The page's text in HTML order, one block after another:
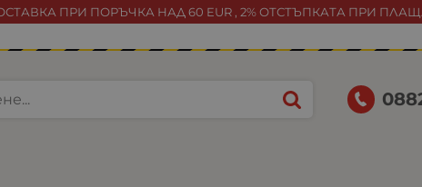
ПРИ ПОРЪЧКА НАД 60 EUR , 2% ОТСТЪПКАТА ПРИ